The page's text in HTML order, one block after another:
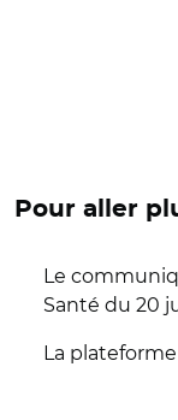
Pour aller
Le
Santé du 20
La